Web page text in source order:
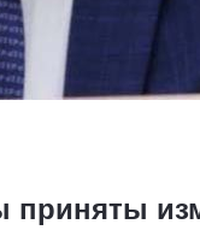
приняты